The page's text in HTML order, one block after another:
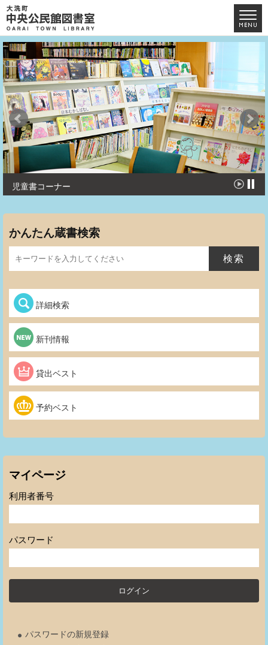
児童書コーナー
かんたん蔵書検索
詳細検索
新刊情報
貸出ベスト
予約ベスト
マイページ
利用者番号
パスワード
パスワードの新規登録